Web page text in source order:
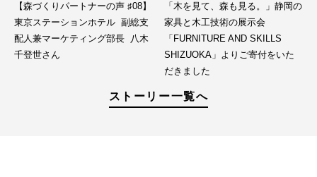
【森づくりパートナーの声 ♯08】
東京ステーションホテル 副総支
配人兼マーケティング部長 八木
千登世さん
「木を見て、森も見る。」静岡の
家具と木工技術の展示会
「FURNITURE AND SKILLS
SHIZUOKA」よりご寄付をいた
だきました
ストーリー一覧へ